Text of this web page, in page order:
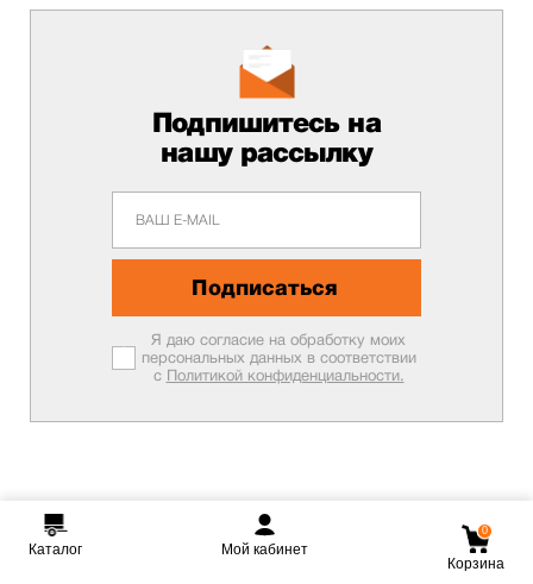
Подпишитесь на
нашу рассылку
Подписаться
Я даю согласие на обработку моих
персональных данных в соответствии
с Политикой конфиденциальности.
Каталог Мой кабинет
0
Корзина